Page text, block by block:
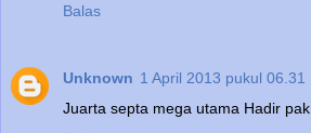
Balas
Unknown 1 April 2013 pukul 06.31
Juarta septa mega utama Hadir pak